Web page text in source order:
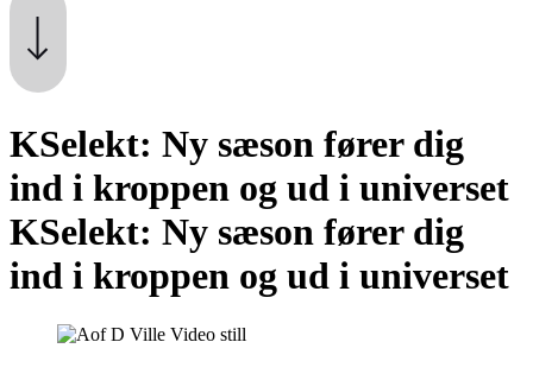
KSelekt: Ny sæson fører dig
ind i kroppen og ud i universet
KSelekt: Ny sæson fører dig
ind i kroppen og ud i universet